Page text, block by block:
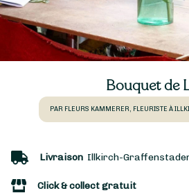
Bouquet de
PAR FLEURS KAMMERER, FLEURISTE À
Livraison Illkirch-
Click & collect gratuit